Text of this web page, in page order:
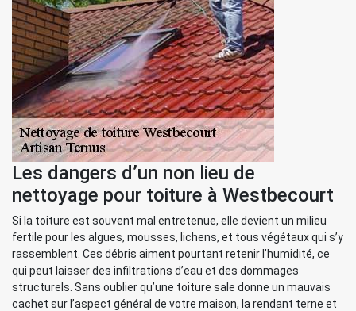
Les dangers d’un non lieu de
nettoyage pour toiture à Westbecourt
Si la toiture est souvent mal entretenue, elle devient un milieu
fertile pour les algues, mousses, lichens, et tous végétaux qui s’y
rassemblent. Ces débris aiment pourtant retenir l’humidité, ce
qui peut laisser des infiltrations d’eau et des dommages
structurels. Sans oublier qu’une toiture sale donne un mauvais
cachet sur l’aspect général de votre maison, la rendant terne et